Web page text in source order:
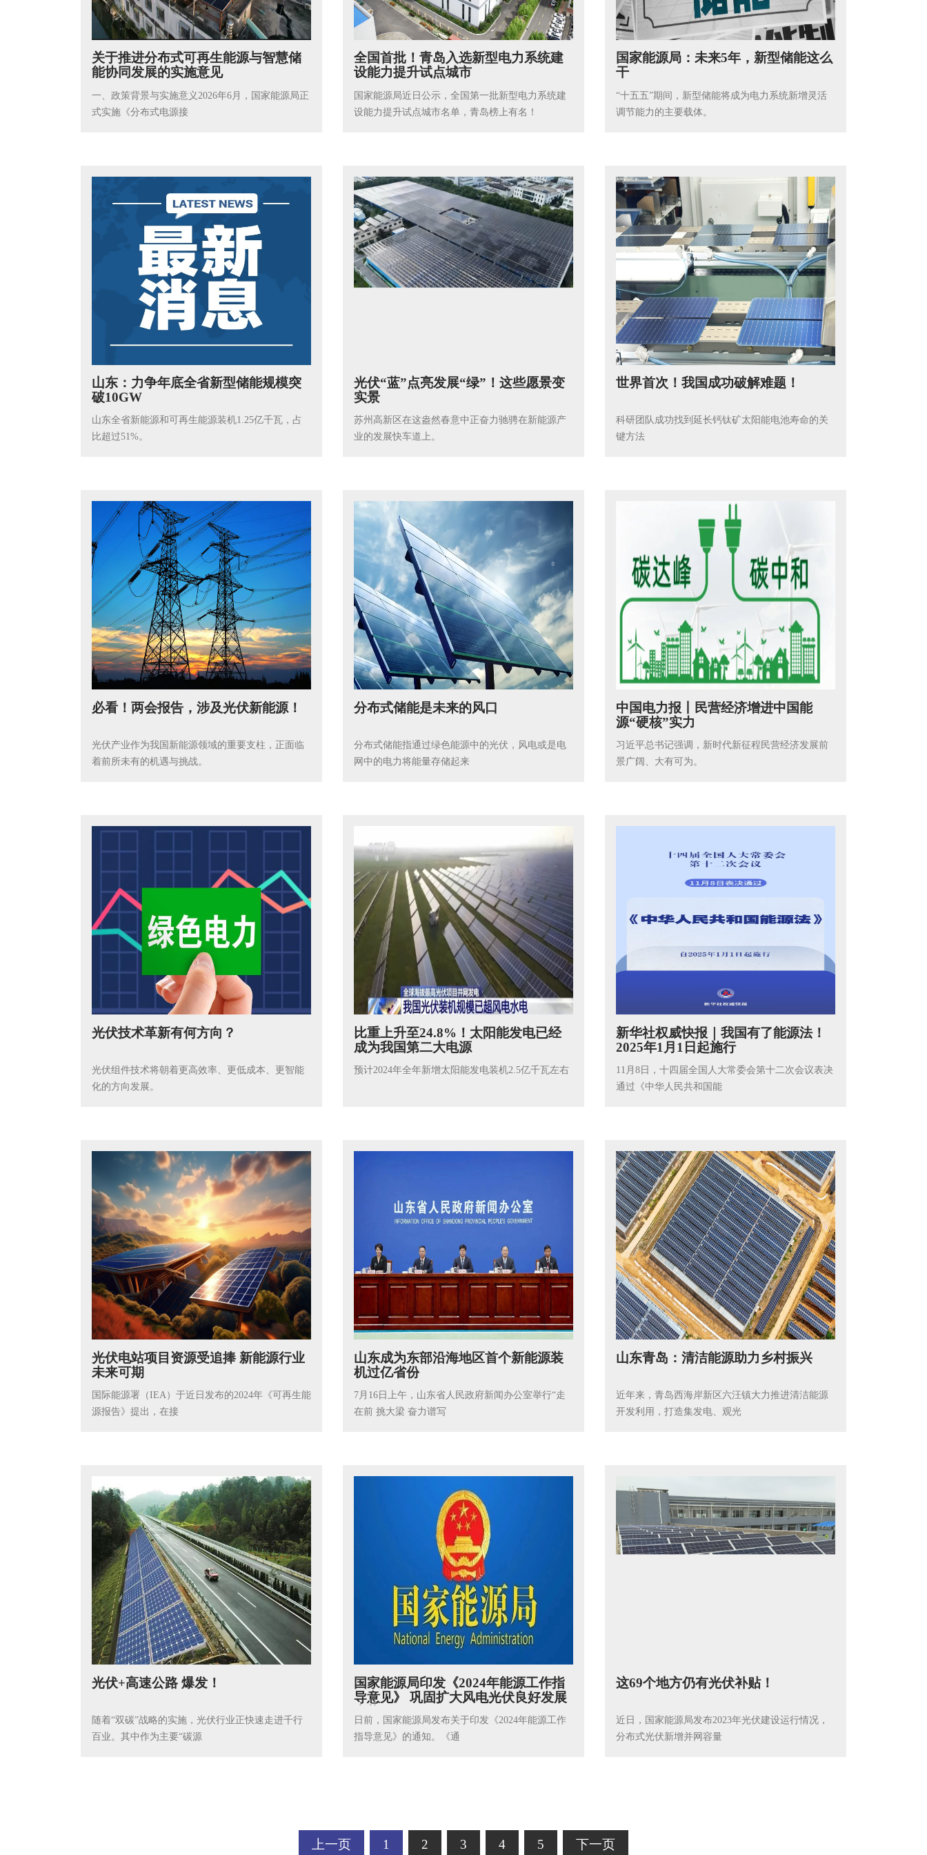
关于推进分布式可再生能源与智慧储
能协同发展的实施意见
一、政策背景与实施意义2026年6月，国家能源局正
式实施《分布式电源接
全国首批！青岛入选新型电力系统建
设能力提升试点城市
国家能源局近日公示，全国第一批新型电力系统建
设能力提升试点城市名单，青岛榜上有名！
国家能源局：未来5年，新型储能这么
干
“十五五”期间，新型储能将成为电力系统新增灵活
调节能力的主要载体。
山东：力争年底全省新型储能规模突
破10GW
山东全省新能源和可再生能源装机1.25亿千瓦，占
比超过51%。
光伏“蓝”点亮发展“绿”！这些愿景变
实景
苏州高新区在这盎然春意中正奋力驰骋在新能源产
业的发展快车道上。
世界首次！我国成功破解难题！
科研团队成功找到延长钙钛矿太阳能电池寿命的关
键方法
必看！两会报告，涉及光伏新能源！
光伏产业作为我国新能源领域的重要支柱，正面临
着前所未有的机遇与挑战。
分布式储能是未来的风口
分布式储能指通过绿色能源中的光伏，风电或是电
网中的电力将能量存储起来
中国电力报丨民营经济增进中国能
源“硬核”实力
习近平总书记强调，新时代新征程民营经济发展前
景广阔、大有可为。
光伏技术革新有何方向？
光伏组件技术将朝着更高效率、更低成本、更智能
化的方向发展。
比重上升至24.8%！太阳能发电已经
成为我国第二大电源
预计2024年全年新增太阳能发电装机2.5亿千瓦左右
新华社权威快报｜我国有了能源法！
2025年1月1日起施行
11月8日，十四届全国人大常委会第十二次会议表决
通过《中华人民共和国能
光伏电站项目资源受追捧 新能源行业
未来可期
国际能源署（IEA）于近日发布的2024年《可再生能
源报告》提出，在接
山东成为东部沿海地区首个新能源装
机过亿省份
7月16日上午，山东省人民政府新闻办公室举行“走
在前 挑大梁 奋力谱写
山东青岛：清洁能源助力乡村振兴
近年来，青岛西海岸新区六汪镇大力推进清洁能源
开发利用，打造集发电、观光
光伏+高速公路 爆发！
随着“双碳”战略的实施，光伏行业正快速走进千行
百业。其中作为主要“碳源
国家能源局印发《2024年能源工作指
导意见》 巩固扩大风电光伏良好发展
日前，国家能源局发布关于印发《2024年能源工作
指导意见》的通知。《通
这69个地方仍有光伏补贴！
近日，国家能源局发布2023年光伏建设运行情况，
分布式光伏新增并网容量
上一页 1 2 3 4 5 下一页